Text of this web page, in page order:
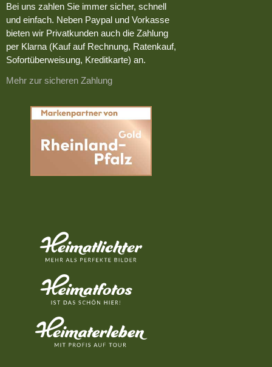
Bei uns zahlen Sie immer sicher, schnell
und einfach. Neben Paypal und Vorkasse
bieten wir Privatkunden auch die Zahlung
per Klarna (Kauf auf Rechnung, Ratenkauf,
Sofortüberweisung, Kreditkarte) an.
Mehr zur sicheren Zahlung